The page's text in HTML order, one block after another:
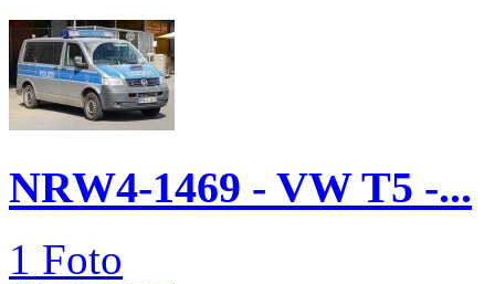
NRW4-1469 - VW T5 -...
1 Foto